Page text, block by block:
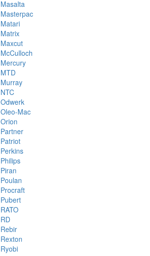
Masalta
Masterpac
Matari
Matrix
Maxcut
McCulloch
Mercury
MTD
Murray
NTC
Odwerk
Oleo-Mac
Orion
Partner
Patriot
Perkins
Philips
Piran
Poulan
Procraft
Pubert
RATO
RD
Rebir
Rexton
Ryobi